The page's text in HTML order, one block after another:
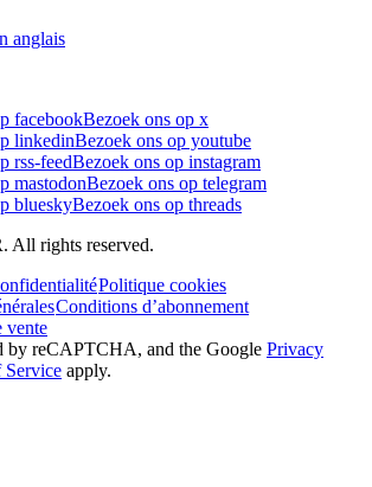
anglais
facebookBezoek ons op x
linkedinBezoek ons op youtube
rss-feedBezoek ons op instagram
mastodonBezoek ons op telegram
blueskyBezoek ons op threads
All rights reserved.
Politique cookies
Conditions d’abonnement
vente
by reCAPTCHA, and the Google Privacy
Service apply.